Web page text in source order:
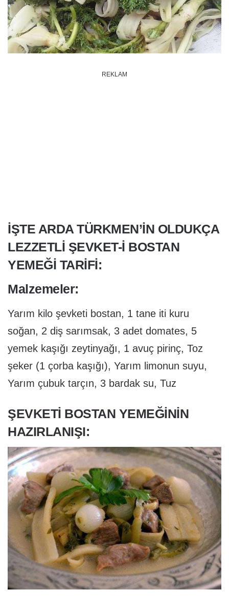
REKLAM
IŞTE ARDA TÜRKMEN’IN OLDUKÇA
LEZZETLI ŞEVKET-I BOSTAN
YEMEĞI TARIFI:
Malzemeler:
Yarım kilo şevketi bostan, 1 tane iti kuru
soğan, 2 diş sarımsak, 3 adet domates, 5
yemek kaşığı zeytinyağı, 1 avuç pirinç, Toz
şeker (1 çorba kaşığı), Yarım limonun suyu,
Yarım çubuk tarçın, 3 bardak su, Tuz
ŞEVKETI BOSTAN YEMEĞININ
HAZIRLANIŞI: